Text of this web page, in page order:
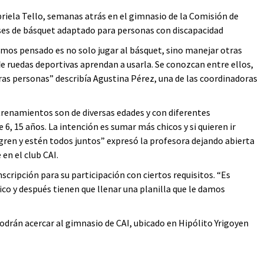
Tello, semanas atrás en el gimnasio de la Comisión de
de básquet adaptado para personas con discapacidad
pensado es no solo jugar al básquet, sino manejar otras
ruedas deportivas aprendan a usarla. Se conozcan entre ellos,
personas” describía Agustina Pérez, una de las coordinadoras
son de diversas edades y con diferentes
15 años. La intención es sumar más chicos y si quieren ir
y estén todos juntos” expresó la profesora dejando abierta
el club CAI.
para su participación con ciertos requisitos. “Es
y después tienen que llenar una planilla que le damos
acercar al gimnasio de CAI, ubicado en Hipólito Yrigoyen